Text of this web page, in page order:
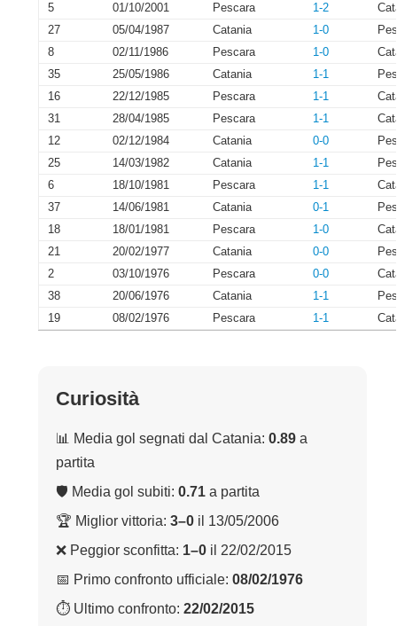
5
01/10/2001 Pescara 1-2
27
05/04/1987 Catania 1-0
8
02/11/1986 Pescara 1-0
35
25/05/1986 Catania 1-1
16
22/12/1985 Pescara 1-1
31
28/04/1985 Pescara 1-1
12
02/12/1984 Catania 0-0
25
14/03/1982 Catania 1-1
6
18/10/1981 Pescara 1-1
37
14/06/1981 Catania 0-1
18
18/01/1981 Pescara 1-0
21
20/02/1977 Catania 0-0
2
03/10/1976 Pescara 0-0
38
20/06/1976 Catania 1-1
19
08/02/1976 Pescara 1-1
Curiosità
📊 Media gol segnati dal Catania: 0.89 a
partita
🛡 Media gol subiti: 0.71 a partita
🏆 Miglior vittoria: 3–0 il 13/05/2006
❌ Peggior sconfitta: 1–0 il 22/02/2015
📅 Primo confronto ufficiale: 08/02/1976
⏱ Ultimo confronto: 22/02/2015